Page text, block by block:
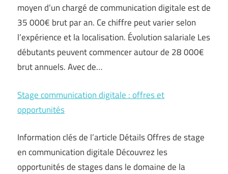
moyen d’un chargé de communication digitale est de
35 000€ brut par an. Ce chiffre peut varier selon
l’expérience et la localisation. Évolution salariale Les
débutants peuvent commencer autour de 28 000€
brut annuels. Avec de…
Stage communication digitale : offres et
opportunités
Information clés de l’article Détails Offres de stage
en communication digitale Découvrez les
opportunités de stages dans le domaine de la